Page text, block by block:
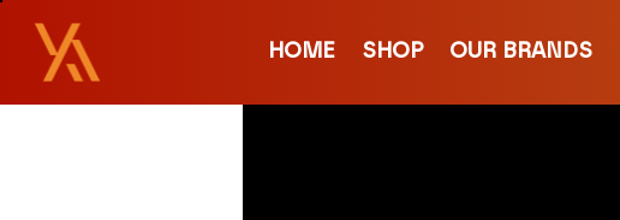
HOME SHOP OUR BRANDS